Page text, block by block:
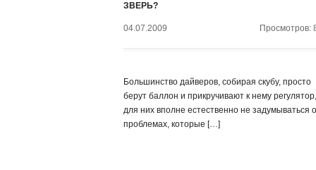
ЗВЕРЬ?
04.07.2009 Просмотров:
Большинство дайверов, собирая скубу, просто
берут баллон и прикручивают к нему
для них вполне естественно не задумываться о
проблемах, которые […]